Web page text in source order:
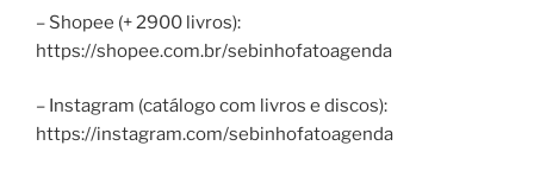
– Shopee (+ 2900 livros):
https://shopee.com.br/sebinhofatoagenda
– Instagram (catálogo com livros e discos):
https://instagram.com/sebinhofatoagenda